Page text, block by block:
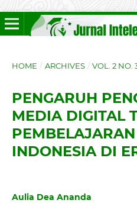
HOME / ARCHIVES / VOL. 2 NO.
PENGARUH
MEDIA DIGITAL
INDONESIA DI
Aulia Dea Ananda